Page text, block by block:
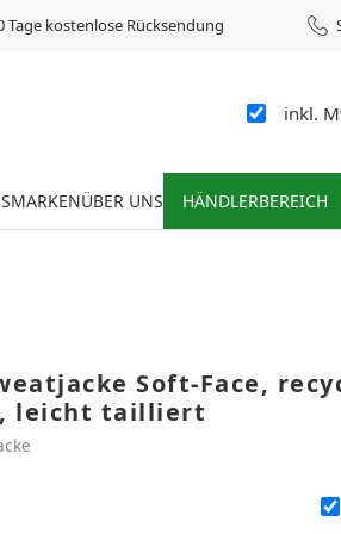
Tage kostenlose Rücksendung
inkl.
MARKENÜBER UNS HÄNDLERBEREICH
Soft-Face,
leicht tailliert